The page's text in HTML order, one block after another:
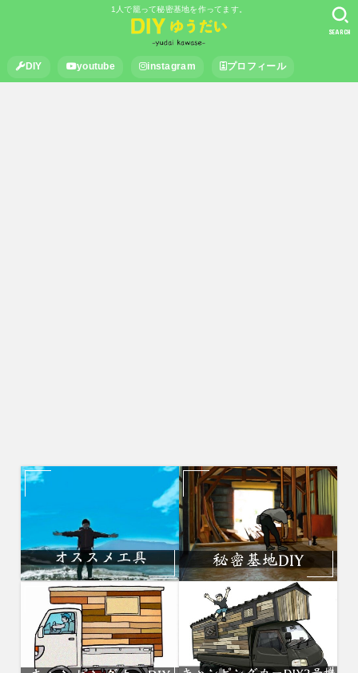
1人で籠って秘密基地を作ってます。
DIY youtube instagram プロフィール
SEARCH